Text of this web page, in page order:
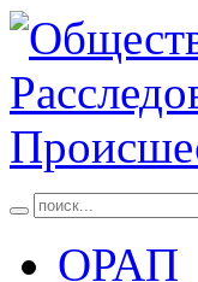
ОРАП